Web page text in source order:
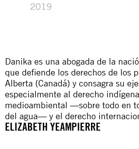
2019
Danika es una abogada de la
que defiende los derechos de los
Alberta (Canadá) y consagra su
especialmente al derecho
medioambiental —sobre todo en
del agua— y el derecho
ELIZABETH YEAMPIERRE